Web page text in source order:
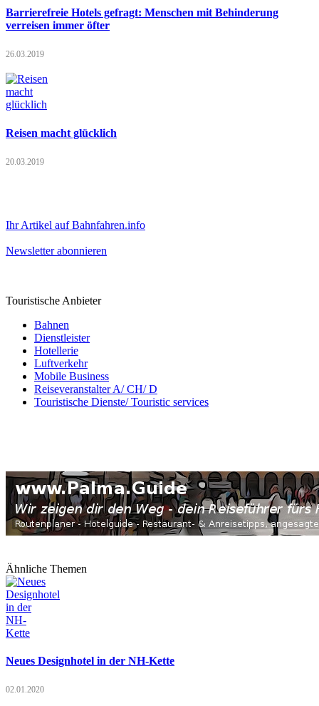
Barrierefreie Hotels gefragt: Menschen mit Behinderung
verreisen immer öfter
26.03.2019
Reisen macht glücklich
20.03.2019
Ihr Artikel auf Bahnfahren.info
Newsletter abonnieren
Touristische Anbieter
Bahnen
Dienstleister
Hotellerie
Luftverkehr
Mobile Business
Reiseveranstalter A/ CH/ D
Touristische Dienste/ Touristic services
Ähnliche Themen
Neues Designhotel in der NH-Kette
02.01.2020